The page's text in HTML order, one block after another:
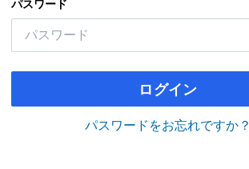
パスワード
ログイン
パスワードをお忘れですか？